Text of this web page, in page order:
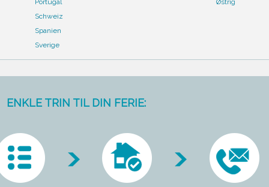
Portugal
Schweiz
Spanien
Sverige
Østrig
ENKLE TRIN TIL DIN FERIE: